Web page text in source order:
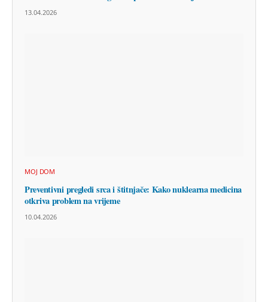
13.04.2026
MOJ DOM
Preventivni pregledi srca i štitnjače: Kako nuklearna medicina
otkriva problem na vrijeme
10.04.2026